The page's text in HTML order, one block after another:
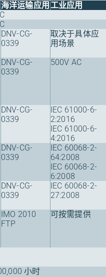
海洋运输应用 工业应用
DNV-CG-
0339
取决于具体应
用场景
DNV-CG-
0339
500V AC
DNV-CG-
0339
IEC 61000-6-
2:2016
IEC 61000-6-
4:2016
DNV-CG-
0339
IEC 60068-2-
64:2008
IEC 60068-2-
6:2008
DNV-CG-
0339
IEC 60068-2-
27:2008
IMO 2010
FTP
可按需提供
小时